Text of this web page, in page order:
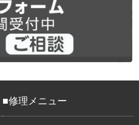
修理メニュー